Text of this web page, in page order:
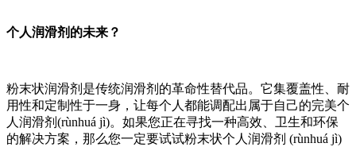
个人润滑剂的未来？
粉末状润滑剂是传统润滑剂的革命性替代品。它集覆盖性、耐
用性和定制性于一身，让每个人都能调配出属于自己的完美个
人润滑剂(rùnhuá jì)。如果您正在寻找一种高效、卫生和环保
的解决方案，那么您一定要试试粉末状个人润滑剂 (rùnhuá jì)